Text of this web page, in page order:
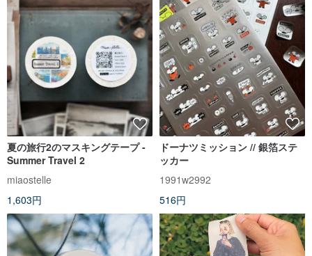
夏の旅行2のマスキングテープ -
Summer Travel 2
miaostelle
1,603円
ドーナツミッション // 銀箔ステ
ッカー
1991w2992
516円